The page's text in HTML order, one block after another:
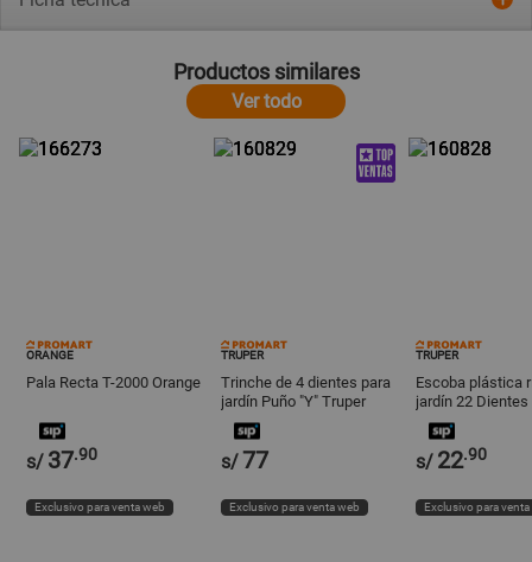
Productos similares
Ver todo
ORANGE
Pala Recta T-2000 Orange
s/ 37.90
Exclusivo para venta web
TRUPER
Trinche de 4 dientes para
jardín Puño "Y" Truper
s/77
Exclusivo para venta web
TRUPER
Escoba plástica
jardín 22
48" Truper
s/ 22.90
Exclusivo para